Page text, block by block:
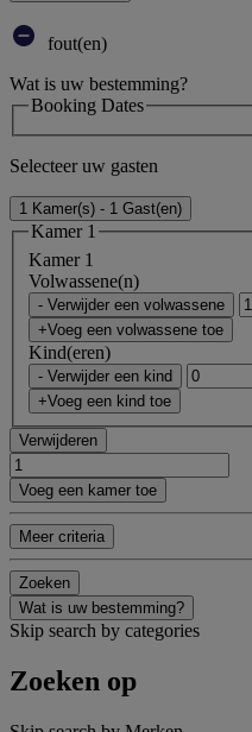
fout(en)
Wat is uw bestemming?
Booking Dates
Selecteer uw gasten
1 Kamer(s) - 1 Gast(en)
Kamer 1
Kamer 1
Volwassene(n)
- Verwijder een volwassene
+Voeg een volwassene toe
Kind(eren)
- Verwijder een kind
+Voeg een kind toe
Verwijderen
Voeg een kamer toe
Meer criteria
Zoeken
Wat is uw bestemming?
Skip search by categories
Zoeken op